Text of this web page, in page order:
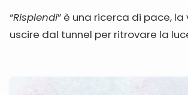
“Risplendi” è una ricerca di pace,
uscire dal tunnel per ritrovare la